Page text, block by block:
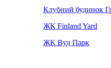
Клубний будинок
ЖК Finland Yard
ЖК Вуд Парк